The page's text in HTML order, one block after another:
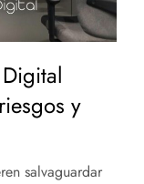
y
salvaguardar